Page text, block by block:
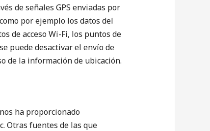
de señales GPS enviadas por
por ejemplo los datos del
de acceso Wi-Fi, los puntos de
puede desactivar el envío de
de la información de ubicación.
ha proporcionado
Otras fuentes de las que